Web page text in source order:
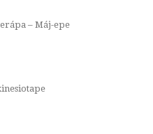
terápa – Máj-epe
kinesiotape